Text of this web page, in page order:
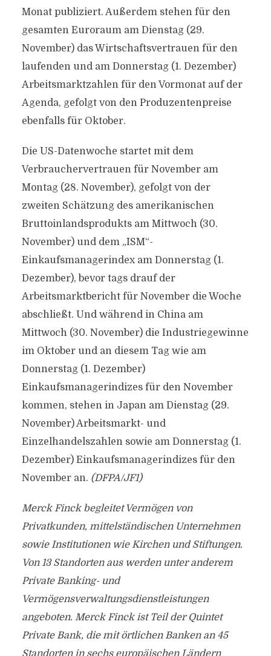
Monat publiziert. Außerdem stehen für den
gesamten Euroraum am Dienstag (29.
November) das Wirtschaftsvertrauen für den
laufenden und am Donnerstag (1. Dezember)
Arbeitsmarktzahlen für den Vormonat auf der
Agenda, gefolgt von den Produzentenpreise
ebenfalls für Oktober.
Die US-Datenwoche startet mit dem
Verbrauchervertrauen für November am
Montag (28. November), gefolgt von der
zweiten Schätzung des amerikanischen
Bruttoinlandsprodukts am Mittwoch (30.
November) und dem „ISM“-
Einkaufsmanagerindex am Donnerstag (1.
Dezember), bevor tags drauf der
Arbeitsmarktbericht für November die Woche
abschließt. Und während in China am
Mittwoch (30. November) die Industriegewinne
im Oktober und an diesem Tag wie am
Donnerstag (1. Dezember)
Einkaufsmanagerindizes für den November
kommen, stehen in Japan am Dienstag (29.
November) Arbeitsmarkt- und
Einzelhandelszahlen sowie am Donnerstag (1.
Dezember) Einkaufsmanagerindizes für den
November an. (DFPA/JF1)
Merck Finck begleitet Vermögen von
Privatkunden, mittelständischen Unternehmen
sowie Institutionen wie Kirchen und Stiftungen.
Von 13 Standorten aus werden unter anderem
Private Banking- und
Vermögensverwaltungsdienstleistungen
angeboten. Merck Finck ist Teil der Quintet
Private Bank, die mit örtlichen Banken an 45
Standorten in sechs europäischen Ländern